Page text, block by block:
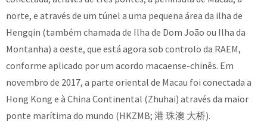
norte, e através de um túnel a uma pequena área da ilha de
Hengqin (também chamada de Ilha de Dom João ou Ilha da
Montanha) a oeste, que está agora sob controlo da RAEM,
conforme aplicado por um acordo macaense-chinês. Em
novembro de 2017, a parte oriental de Macau foi conectada a
Hong Kong e à China Continental (Zhuhai) através da maior
ponte marítima do mundo (HKZMB; 港 珠澳 大桥).